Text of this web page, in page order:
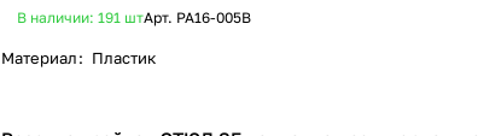
В наличии: 191 штАрт. PA16-005B
Материал: Пластик